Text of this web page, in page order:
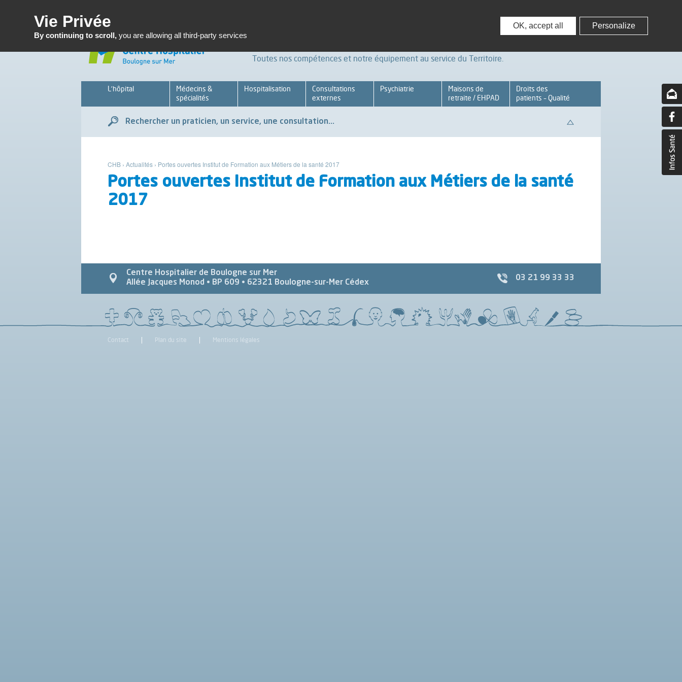
Toutes nos compétences et notre équipement au service du Territoire.
L’hôpital
Médecins &
spécialités
Hospitalisation
Consultations
externes
Psychiatrie
Maisons de
retraite / EHPAD
Droits des
patients – Qualité
Rechercher un praticien, un service, une consultation...
CHB › Actualités › Portes ouvertes Institut de Formation aux Métiers de la santé 2017
Portes ouvertes Institut de Formation aux Métiers de la santé
2017
Centre Hospitalier de Boulogne sur Mer
Allée Jacques Monod • BP 609 • 62321 Boulogne-sur-Mer Cédex
03 21 99 33 33
Contact Plan du site Mentions légales
Vie Privée
By continuing to scroll, you are allowing all third-party services
OK, accept all Personalize